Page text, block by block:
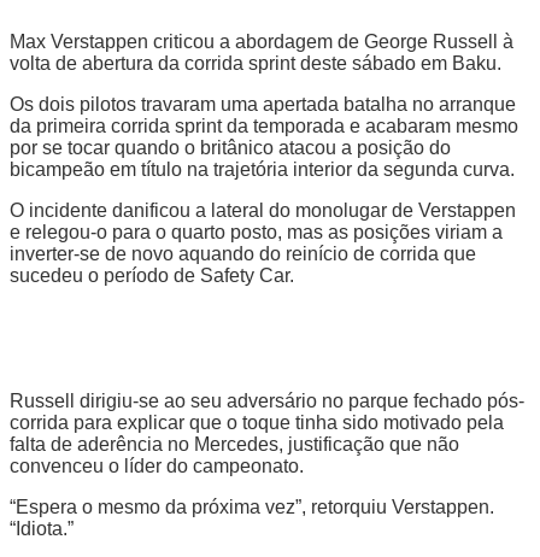
Max Verstappen criticou a abordagem de George Russell à
volta de abertura da corrida sprint deste sábado em Baku.
Os dois pilotos travaram uma apertada batalha no arranque
da primeira corrida sprint da temporada e acabaram mesmo
por se tocar quando o britânico atacou a posição do
bicampeão em título na trajetória interior da segunda curva.
O incidente danificou a lateral do monolugar de Verstappen
e relegou-o para o quarto posto, mas as posições viriam a
inverter-se de novo aquando do reinício de corrida que
sucedeu o período de Safety Car.
Russell dirigiu-se ao seu adversário no parque fechado pós-
corrida para explicar que o toque tinha sido motivado pela
falta de aderência no Mercedes, justificação que não
convenceu o líder do campeonato.
“Espera o mesmo da próxima vez”, retorquiu Verstappen.
“Idiota.”